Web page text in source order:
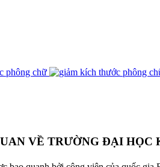
phông chữ
VỀ TRƯỜNG ĐẠI HỌC